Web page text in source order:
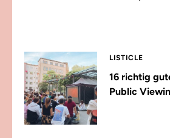
LISTICLE
16 richtig
Public